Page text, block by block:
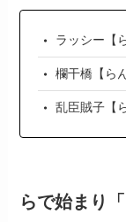
ラッシー【
欄干橋【ら
乱臣賊子【
らで始まり